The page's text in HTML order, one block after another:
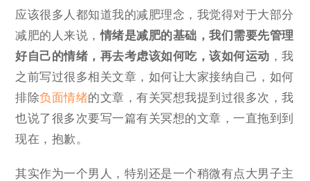
应该很多人都知道我的减肥理念，我觉得对于大部分
减肥的人来说，情绪是减肥的基础，我们需要先管理
好自己的情绪，再去考虑该如何吃，该如何运动 ，我
之前写过很多相关文章，如何让大家接纳自己，如何
排除负面情绪的文章，有关冥想我提到过很多次，我
也说了很多次要写一篇有关冥想的文章，一直拖到到
现在，抱歉。
其实作为一个男人，特别还是一个稍微有点大男子主